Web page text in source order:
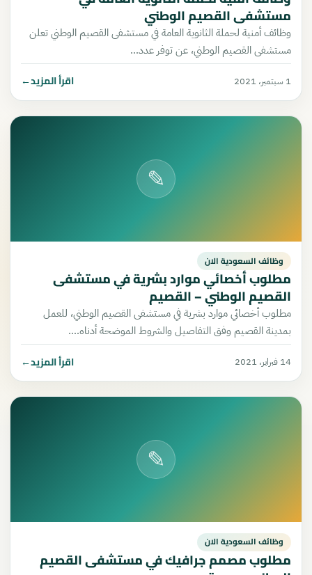
مستشفى القصيم الوطني
وظائف أمنية لحملة الثانوية العامة في مستشفى القصيم الوطني تعلن
مستشفى القصيم الوطني، عن توفر عدد…
1 سبتمبر، 2021 اقرأ المزيد←
✎
وظائف السعودية الان
مطلوب أخصائي موارد بشرية في مستشفى
القصيم الوطني – القصيم
مطلوب أخصائي موارد بشرية في مستشفى القصيم الوطني، للعمل
بمدينة القصيم وفق التفاصيل والشروط الموضحة أدناه.…
14 فبراير، 2021 اقرأ المزيد←
✎
وظائف السعودية الان
مطلوب مصمم جرافيك في مستشفى القصيم